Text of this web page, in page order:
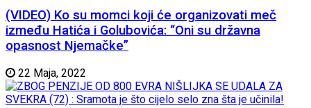
(VIDEO) Ko su momci koji će organizovati meč
između Hatića i Golubovića: “Oni su državna
opasnost Njemačke”
22 Maja, 2022